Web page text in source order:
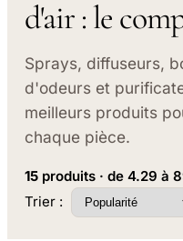
d'air : le
Sprays, diffuseurs,
d'odeurs et
meilleurs produits
chaque pièce.
15 produits · de 4.29 à
Trier :